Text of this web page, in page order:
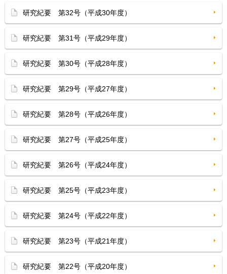
研究紀要 第32号（平成30年度）
研究紀要 第31号（平成29年度）
研究紀要 第30号（平成28年度）
研究紀要 第29号（平成27年度）
研究紀要 第28号（平成26年度）
研究紀要 第27号（平成25年度）
研究紀要 第26号（平成24年度）
研究紀要 第25号（平成23年度）
研究紀要 第24号（平成22年度）
研究紀要 第23号（平成21年度）
研究紀要 第22号（平成20年度）